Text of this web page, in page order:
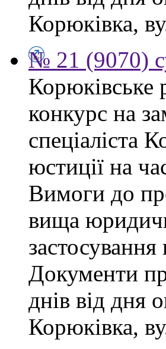
Корюківка,
№ 21 (9070)
Корюківське
конкурс на
спеціаліста
юстиції на
Вимоги до
вища
Документи
днів від дня
Корюківка,